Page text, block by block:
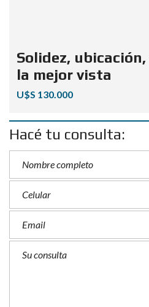
Solidez,
la mejor vista
U$S 130.000
Hacé tu consulta: